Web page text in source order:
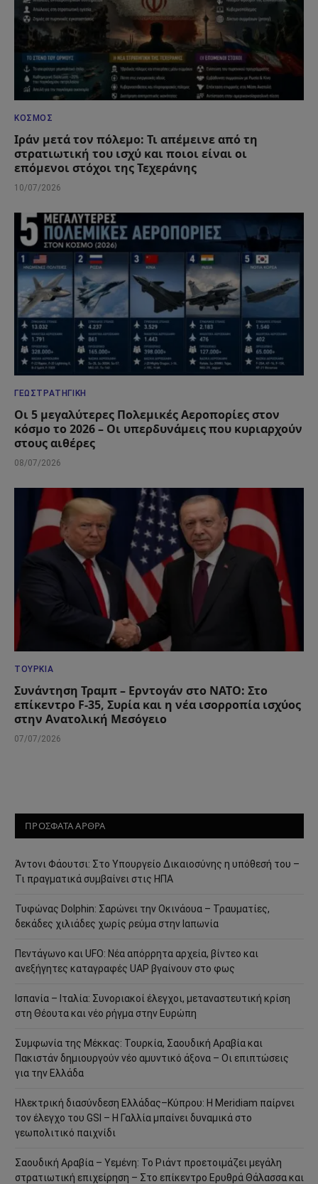
ΚΌΣΜΟΣ
Ιράν μετά τον πόλεμο: Τι απέμεινε από τη
στρατιωτική του ισχύ και ποιοι είναι οι
επόμενοι στόχοι της Τεχεράνης
10/07/2026
ΓΕΩΣΤΡΑΤΗΓΙΚΉ
Οι 5 μεγαλύτερες Πολεμικές Αεροπορίες στον
κόσμο το 2026 – Οι υπερδυνάμεις που κυριαρχούν
στους αιθέρες
08/07/2026
ΤΟΥΡΚΊΑ
Συνάντηση Τραμπ – Ερντογάν στο ΝΑΤΟ: Στο
επίκεντρο F-35, Συρία και η νέα ισορροπία ισχύος
στην Ανατολική Μεσόγειο
07/07/2026
ΠΡΟΣΦΑΤΑ ΑΡΘΡΑ
Άντονι Φάουτσι: Στο Υπουργείο Δικαιοσύνης η υπόθεσή του –
Τι πραγματικά συμβαίνει στις ΗΠΑ
Τυφώνας Dolphin: Σαρώνει την Οκινάουα – Τραυματίες,
δεκάδες χιλιάδες χωρίς ρεύμα στην Ιαπωνία
Πεντάγωνο και UFO: Νέα απόρρητα αρχεία, βίντεο και
ανεξήγητες καταγραφές UAP βγαίνουν στο φως
Ισπανία – Ιταλία: Συνοριακοί έλεγχοι, μεταναστευτική κρίση
στη Θέουτα και νέο ρήγμα στην Ευρώπη
Συμφωνία της Μέκκας: Τουρκία, Σαουδική Αραβία και
Πακιστάν δημιουργούν νέο αμυντικό άξονα – Οι επιπτώσεις
για την Ελλάδα
Ηλεκτρική διασύνδεση Ελλάδας–Κύπρου: Η Meridiam παίρνει
τον έλεγχο του GSI – Η Γαλλία μπαίνει δυναμικά στο
γεωπολιτικό παιχνίδι
Σαουδική Αραβία – Υεμένη: Το Ριάντ προετοιμάζει μεγάλη
στρατιωτική επιχείρηση – Στο επίκεντρο Ερυθρά Θάλασσα και